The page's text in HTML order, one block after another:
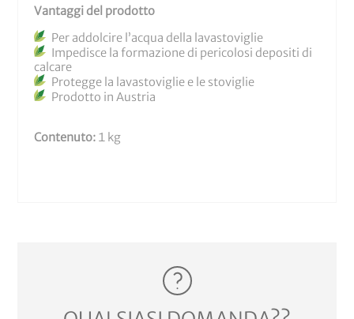
Vantaggi del prodotto
Per addolcire l’acqua della lavastoviglie
Impedisce la formazione di pericolosi depositi di
calcare
Protegge la lavastoviglie e le stoviglie
Prodotto in Austria
Contenuto: 1 kg